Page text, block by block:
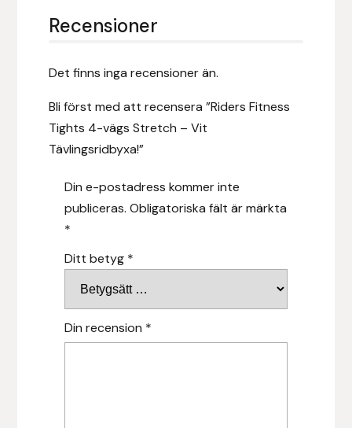
Recensioner
Det finns inga recensioner än.
Bli först med att recensera ”Riders Fitness
Tights 4-vägs Stretch – Vit
Tävlingsridbyxa!”
Din e-postadress kommer inte
publiceras. Obligatoriska fält är märkta
*
Ditt betyg *
Din recension *
Lysi Ehf
Metalab
Mias Ridsport
Mountain Horse
Muck Boot Company
Nammi Godis